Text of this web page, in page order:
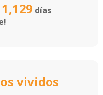
días
vividos